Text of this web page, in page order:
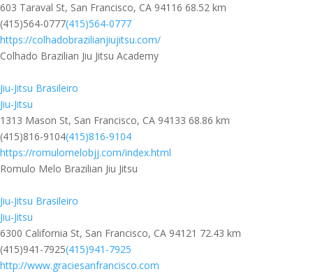
603 Taraval St, San Francisco, CA 94116 68.52 km
(415)564-0777(415)564-0777
https://colhadobrazilianjiujitsu.com/
Colhado Brazilian Jiu Jitsu Academy
Jiu-Jitsu Brasileiro
Jiu-Jitsu
1313 Mason St, San Francisco, CA 94133 68.86 km
(415)816-9104(415)816-9104
https://romulomelobjj.com/index.html
Romulo Melo Brazilian Jiu Jitsu
Jiu-Jitsu Brasileiro
Jiu-Jitsu
6300 California St, San Francisco, CA 94121 72.43 km
(415)941-7925(415)941-7925
http://www.graciesanfrancisco.com